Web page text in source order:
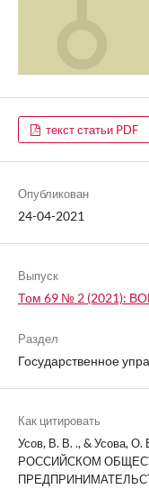
текст статьи PDF
Опубликован
24-04-2021
Выпуск
Том 69 № 2 (2021):
Раздел
Государственное
Как цитировать
Усов, В. В. ., &
РОССИЙСКОМ